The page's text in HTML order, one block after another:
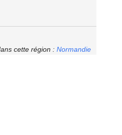
cette région :Normandie